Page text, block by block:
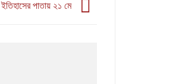
ইতিহাসের পাতায় ২১ মে